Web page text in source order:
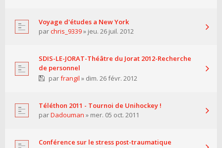
Voyage d'études a New York
parchris_9339» jeu. 26 juil. 2012
SDIS-LE-JORAT-Théâtre du Jorat 2012-Recherche
de personnel
parfrangil » dim. 26 févr. 2012
Téléthon 2011 - Tournoi de Unihockey !
parDadouman » mer. 05 oct. 2011
Conférence sur le stress post-traumatique